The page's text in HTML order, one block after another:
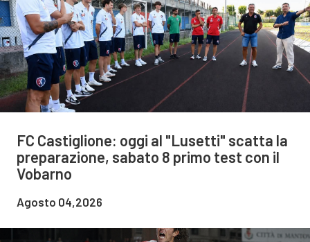
FC Castiglione: oggi al "Lusetti" scatta la
preparazione, sabato 8 primo test con il
Vobarno
Agosto 04,2026